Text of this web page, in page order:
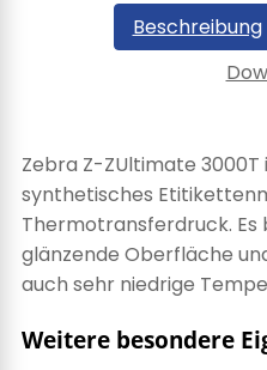
Beschreibung
Zebra Z-ZUltimate 3000T
synthetisches
Thermotransferdruck. Es
glänzende Oberfläche
auch sehr niedrige
Weitere besondere